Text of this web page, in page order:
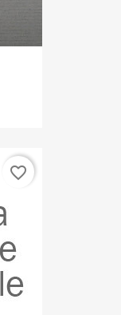
favorite_border